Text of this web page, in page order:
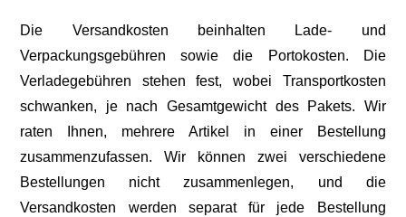
Die Versandkosten beinhalten Lade- und
Verpackungsgebühren sowie die Portokosten. Die
Verladegebühren stehen fest, wobei Transportkosten
schwanken, je nach Gesamtgewicht des Pakets. Wir
raten Ihnen, mehrere Artikel in einer Bestellung
zusammenzufassen. Wir können zwei verschiedene
Bestellungen nicht zusammenlegen, und die
Versandkosten werden separat für jede Bestellung